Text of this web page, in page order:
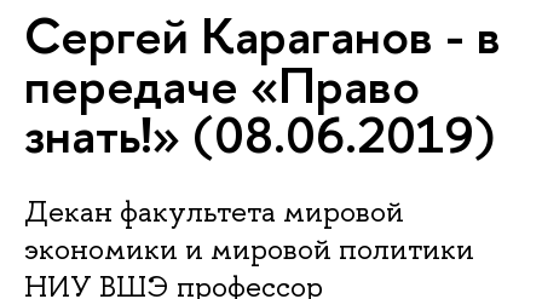
Сергей Караганов - в
передаче «Право
знать!» (08.06.2019)
Декан факультета мировой
экономики и мировой политики
НИУ ВШЭ профессор